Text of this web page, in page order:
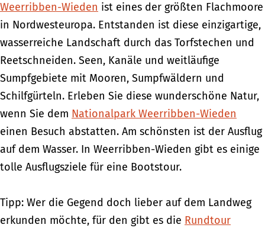
r
H
o
m
e
p
a
g
e
Weerribben-Wieden ist eines der größten Flachmoore
in Nordwesteuropa. Entstanden ist diese einzigartige,
wasserreiche Landschaft durch das Torfstechen und
Reetschneiden. Seen, Kanäle und weitläufige
Sumpfgebiete mit Mooren, Sumpfwäldern und
Schilfgürteln. Erleben Sie diese wunderschöne Natur,
wenn Sie dem Nationalpark Weerribben-Wieden
einen Besuch abstatten. Am schönsten ist der Ausflug
auf dem Wasser. In Weerribben-Wieden gibt es einige
tolle Ausflugsziele für eine Bootstour.
Tipp: Wer die Gegend doch lieber auf dem Landweg
erkunden möchte, für den gibt es die Rundtour